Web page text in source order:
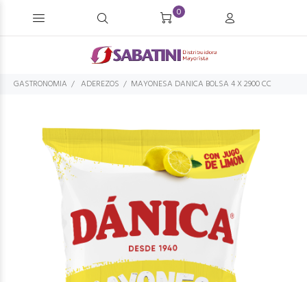
0
GASTRONOMIA ADEREZOS MAYONESA DANICA BOLSA 4 X 2900 CC